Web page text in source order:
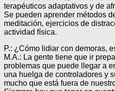
terapéuticos adaptativos y de
Se pueden aprender métodos
meditación, ejercicios de
actividad física.
P.: ¿Cómo lidiar con demoras,
M.A.: La gente tiene que ir
problemas que puede llegar a
una huelga de controladores y
mucho que está fuera de